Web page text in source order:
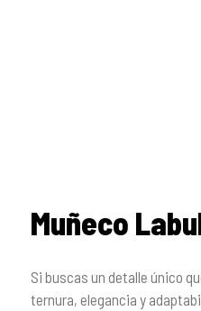
Muñeco
Si buscas un detalle único
ternura, elegancia y